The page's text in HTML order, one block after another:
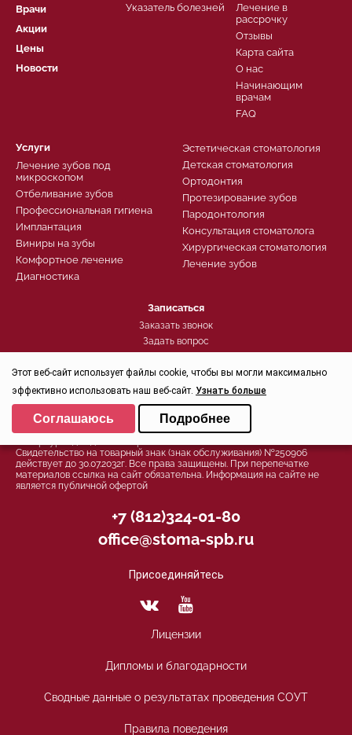
Врачи
Акции
Цены
Новости
Услуги
Лечение зубов под
микроскопом
Отбеливание зубов
Профессиональная гигиена
Имплантация
Виниры на зубы
Комфортное лечение
Диагностика
Эстетическая стоматология
Детская стоматология
Ортодонтия
Протезирование зубов
Пародонтология
Консультация стоматолога
Хирургическая стоматология
Лечение зубов
Лечение в
рассрочку
Отзывы
Карта сайта
О нас
Начинающим
врачам
FAQ
Указатель болезней
Записаться
Заказать звонок
Задать вопрос
Политика конфиденциальности
© 2026, Группа компаний СТОМА™ - Стоматология в Санкт-
Свидетельство на товарный знак (знак обслуживания) №250906
действует до 30.07.2032г. Все права защищены. При перепечатке
материалов ссылка на сайт обязательна. Информация на сайте не
является публичной офертой
+7 (812)324-01-80
office@stoma-spb.ru
Присоединяйтесь
Лицензии
Дипломы и благодарности
Сводные данные о результатах проведения СОУТ
Правила поведения
Этот веб-сайт использует файлы cookie, чтобы вы могли максимально
эффективно использовать наш веб-сайт. Узнать больше
Выберите настройки cookie
Минимальные
Аналитические/Функциональные
Соглашаюсь Подробнее